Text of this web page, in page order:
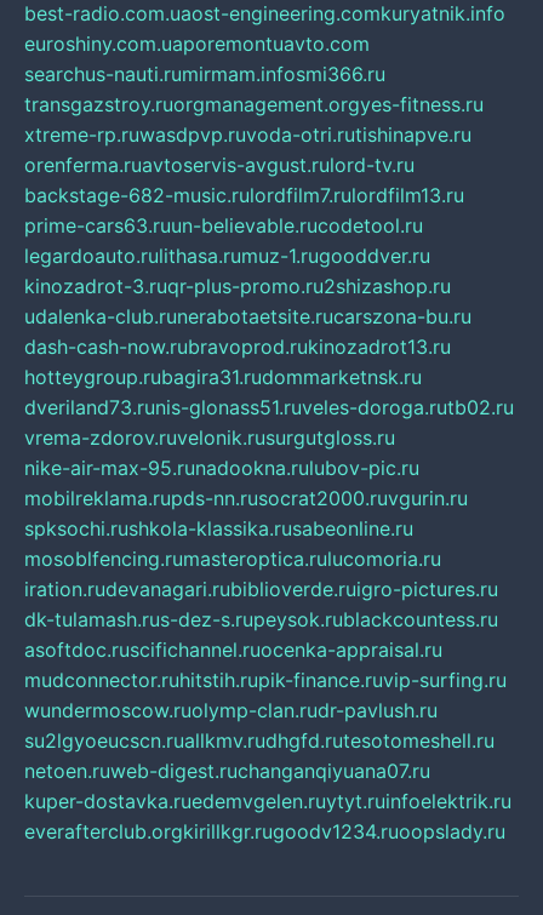
best-radio.com.uaost-engineering.comkuryatnik.info
euroshiny.com.uaporemontuavto.com
searchus-nauti.rumirmam.infosmi366.ru
transgazstroy.ruorgmanagement.orgyes-fitness.ru
xtreme-rp.ruwasdpvp.ruvoda-otri.rutishinapve.ru
orenferma.ruavtoservis-avgust.rulord-tv.ru
backstage-682-music.rulordfilm7.rulordfilm13.ru
prime-cars63.ruun-believable.rucodetool.ru
legardoauto.rulithasa.rumuz-1.rugooddver.ru
kinozadrot-3.ruqr-plus-promo.ru2shizashop.ru
udalenka-club.runerabotaetsite.rucarszona-bu.ru
dash-cash-now.rubravoprod.rukinozadrot13.ru
hotteygroup.rubagira31.rudommarketnsk.ru
dveriland73.runis-glonass51.ruveles-doroga.rutb02.ru
vrema-zdorov.ruvelonik.rusurgutgloss.ru
nike-air-max-95.runadookna.rulubov-pic.ru
mobilreklama.rupds-nn.rusocrat2000.ruvgurin.ru
spksochi.rushkola-klassika.rusabeonline.ru
mosoblfencing.rumasteroptica.rulucomoria.ru
iration.rudevanagari.rubiblioverde.ruigro-pictures.ru
dk-tulamash.rus-dez-s.rupeysok.rublackcountess.ru
asoftdoc.ruscifichannel.ruocenka-appraisal.ru
mudconnector.ruhitstih.rupik-finance.ruvip-surfing.ru
wundermoscow.ruolymp-clan.rudr-pavlush.ru
su2lgyoeucscn.ruallkmv.rudhgfd.rutesotomeshell.ru
netoen.ruweb-digest.ruchanganqiyuana07.ru
kuper-dostavka.ruedemvgelen.ruytyt.ruinfoelektrik.ru
everafterclub.orgkirillkgr.rugoodv1234.ruoopslady.ru